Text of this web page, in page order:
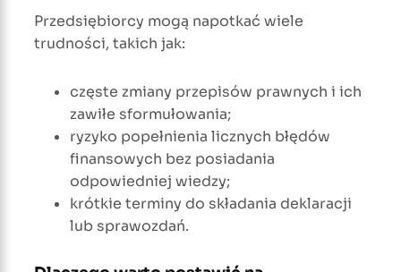
Przedsiębiorcy mogą napotkać wiele
trudności, takich jak:
częste zmiany przepisów prawnych i ich
zawiłe sformułowania;
ryzyko popełnienia licznych błędów
finansowych bez posiadania
odpowiedniej wiedzy;
krótkie terminy do składania deklaracji
lub sprawozdań.